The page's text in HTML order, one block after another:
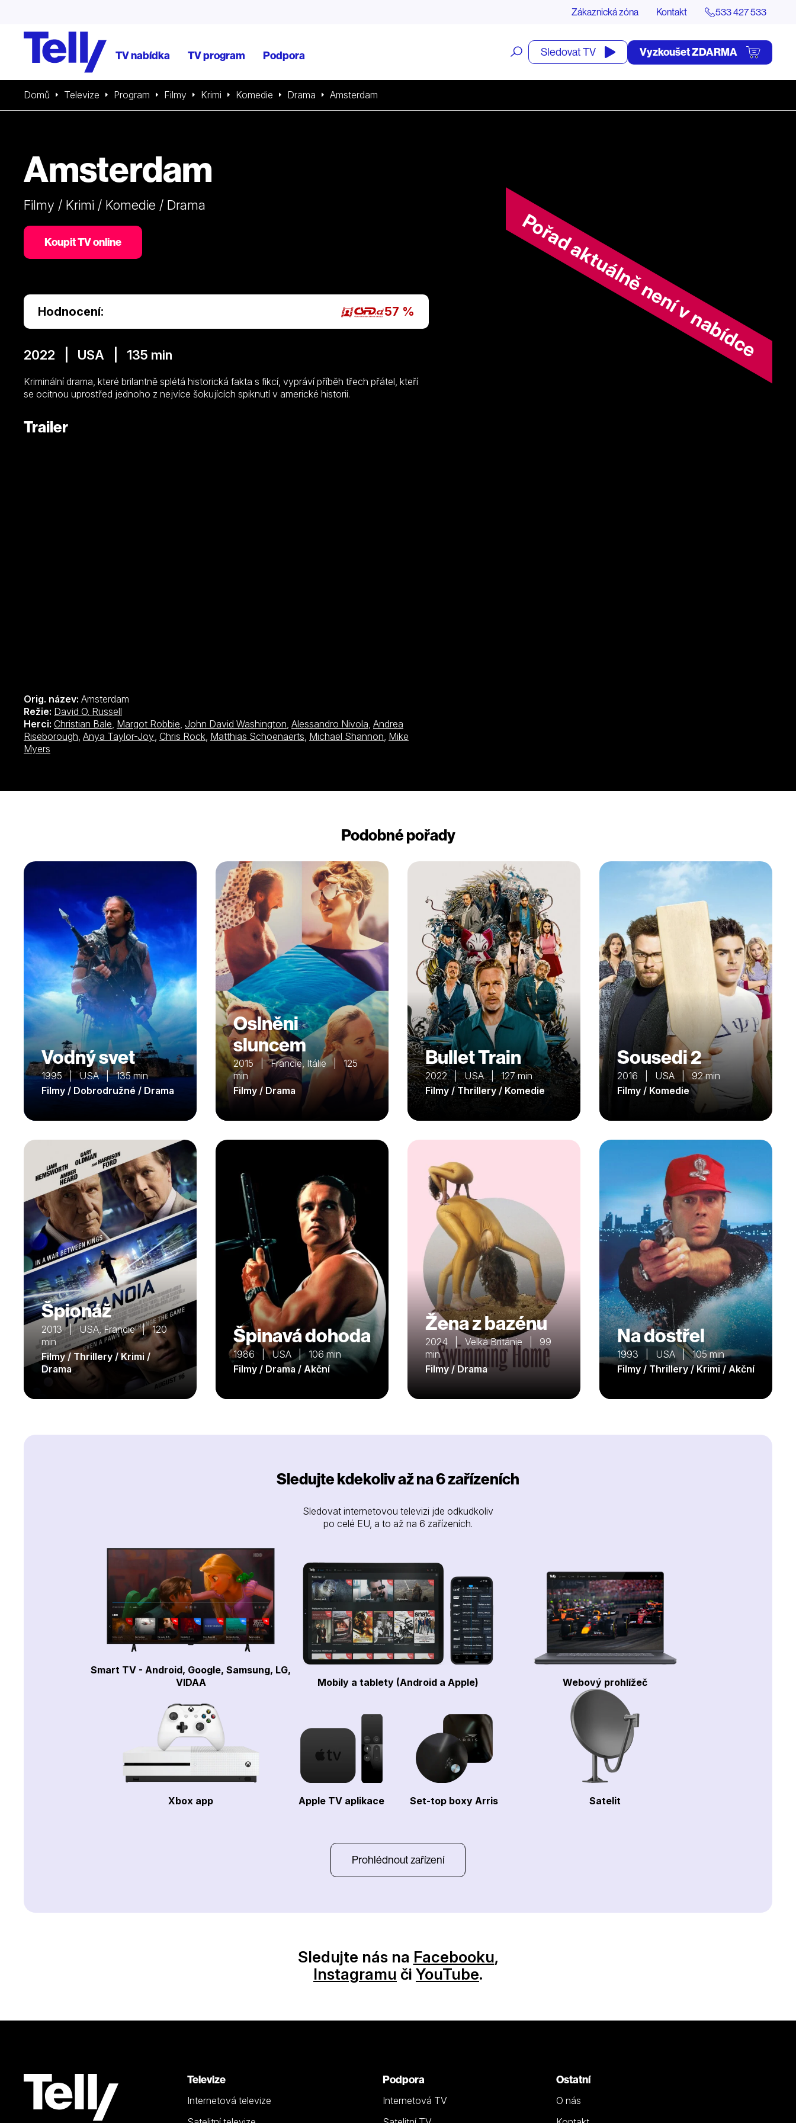
Zákaznická zóna Kontakt 533 427 533
TV nabídka TV program Podpora
Otevřít
vyhledávání
Sledovat TV Vyzkoušet ZDARMA
Domů Televize Program Filmy Krimi Komedie Drama Amsterdam
Pořad aktuálně není v nabídce
Amsterdam
Filmy / Krimi / Komedie / Drama
Koupit TV online
Hodnocení: 57 %
2022 | USA | 135 min
Kriminální drama, které brilantně splétá historická fakta s fikcí, vypráví příběh třech přátel, kteří
se ocitnou uprostřed jednoho z nejvíce šokujících spiknutí v americké historii.
Trailer
Orig. název: Amsterdam
Režie: David O. Russell
Herci: Christian Bale Margot Robbie John David Washington Alessandro Nivola Andrea
Riseborough Anya Taylor-Joy Chris Rock Matthias Schoenaerts Michael Shannon Mike
Myers
Podobné pořady
Vodný svet
1995 | USA | 135 min
Filmy / Dobrodružné / Drama
Oslněni
sluncem
2015 | Francie, Itálie | 125
min
Filmy / Drama
Bullet Train
2022 | USA | 127 min
Filmy / Thrillery / Komedie
Sousedi 2
2016 | USA | 92 min
Filmy / Komedie
Špionáž
2013 | USA, Francie | 120
min
Filmy / Thrillery / Krimi /
Drama
Špinavá dohoda
1986 | USA | 106 min
Filmy / Drama / Akční
Žena z bazénu
2024 | Velká Británie | 99
min
Filmy / Drama
Na dostřel
1993 | USA | 105 min
Filmy / Thrillery / Krimi / Akční
Sledujte kdekoliv až na 6 zařízeních
Sledovat internetovou televizi jde odkudkoliv
po celé EU, a to až na 6 zařízeních.
Smart TV - Android, Google, Samsung, LG,
VIDAA
Mobily a tablety (Android a Apple) Webový prohlížeč
Xbox app Apple TV aplikace Set-top boxy Arris Satelit
Prohlédnout zařízení
Sledujte nás na Facebooku,
Instagramu či YouTube.
Televize
Internetová televize
Podpora
Internetová TV
Ostatní
O nás